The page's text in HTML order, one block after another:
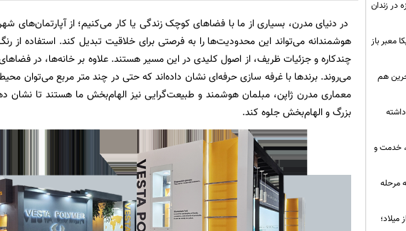
در دنیای مدرن، بسیاری از ما با فضاهای کوچک زندگی یا کار می‌کنیم؛ از آپارتمان‌های
هوشمندانه می‌تواند این محدودیت‌ها را به فرصتی برای خلاقیت تبدیل کند. استفاده از
چندکاره و جزئیات ظریف، از اصول کلیدی در این مسیر هستند. علاوه بر خانه‌ها، در
می‌روند. برندها با غرفه سازی حرفه‌ای نشان داده‌اند که حتی در چند متر مربع می‌توان
معماری مدرن ژاپن، مبلمان هوشمند و طبیعت‌گرایی نیز الهام‌بخش ما هستند تا نشان
بزرگ و الهام‌بخش جلوه کند.
در زندان
معبر باز
هم
همدلی، خدمت و
از ۲۵ سال به مرحله
پیش از میلاد؛